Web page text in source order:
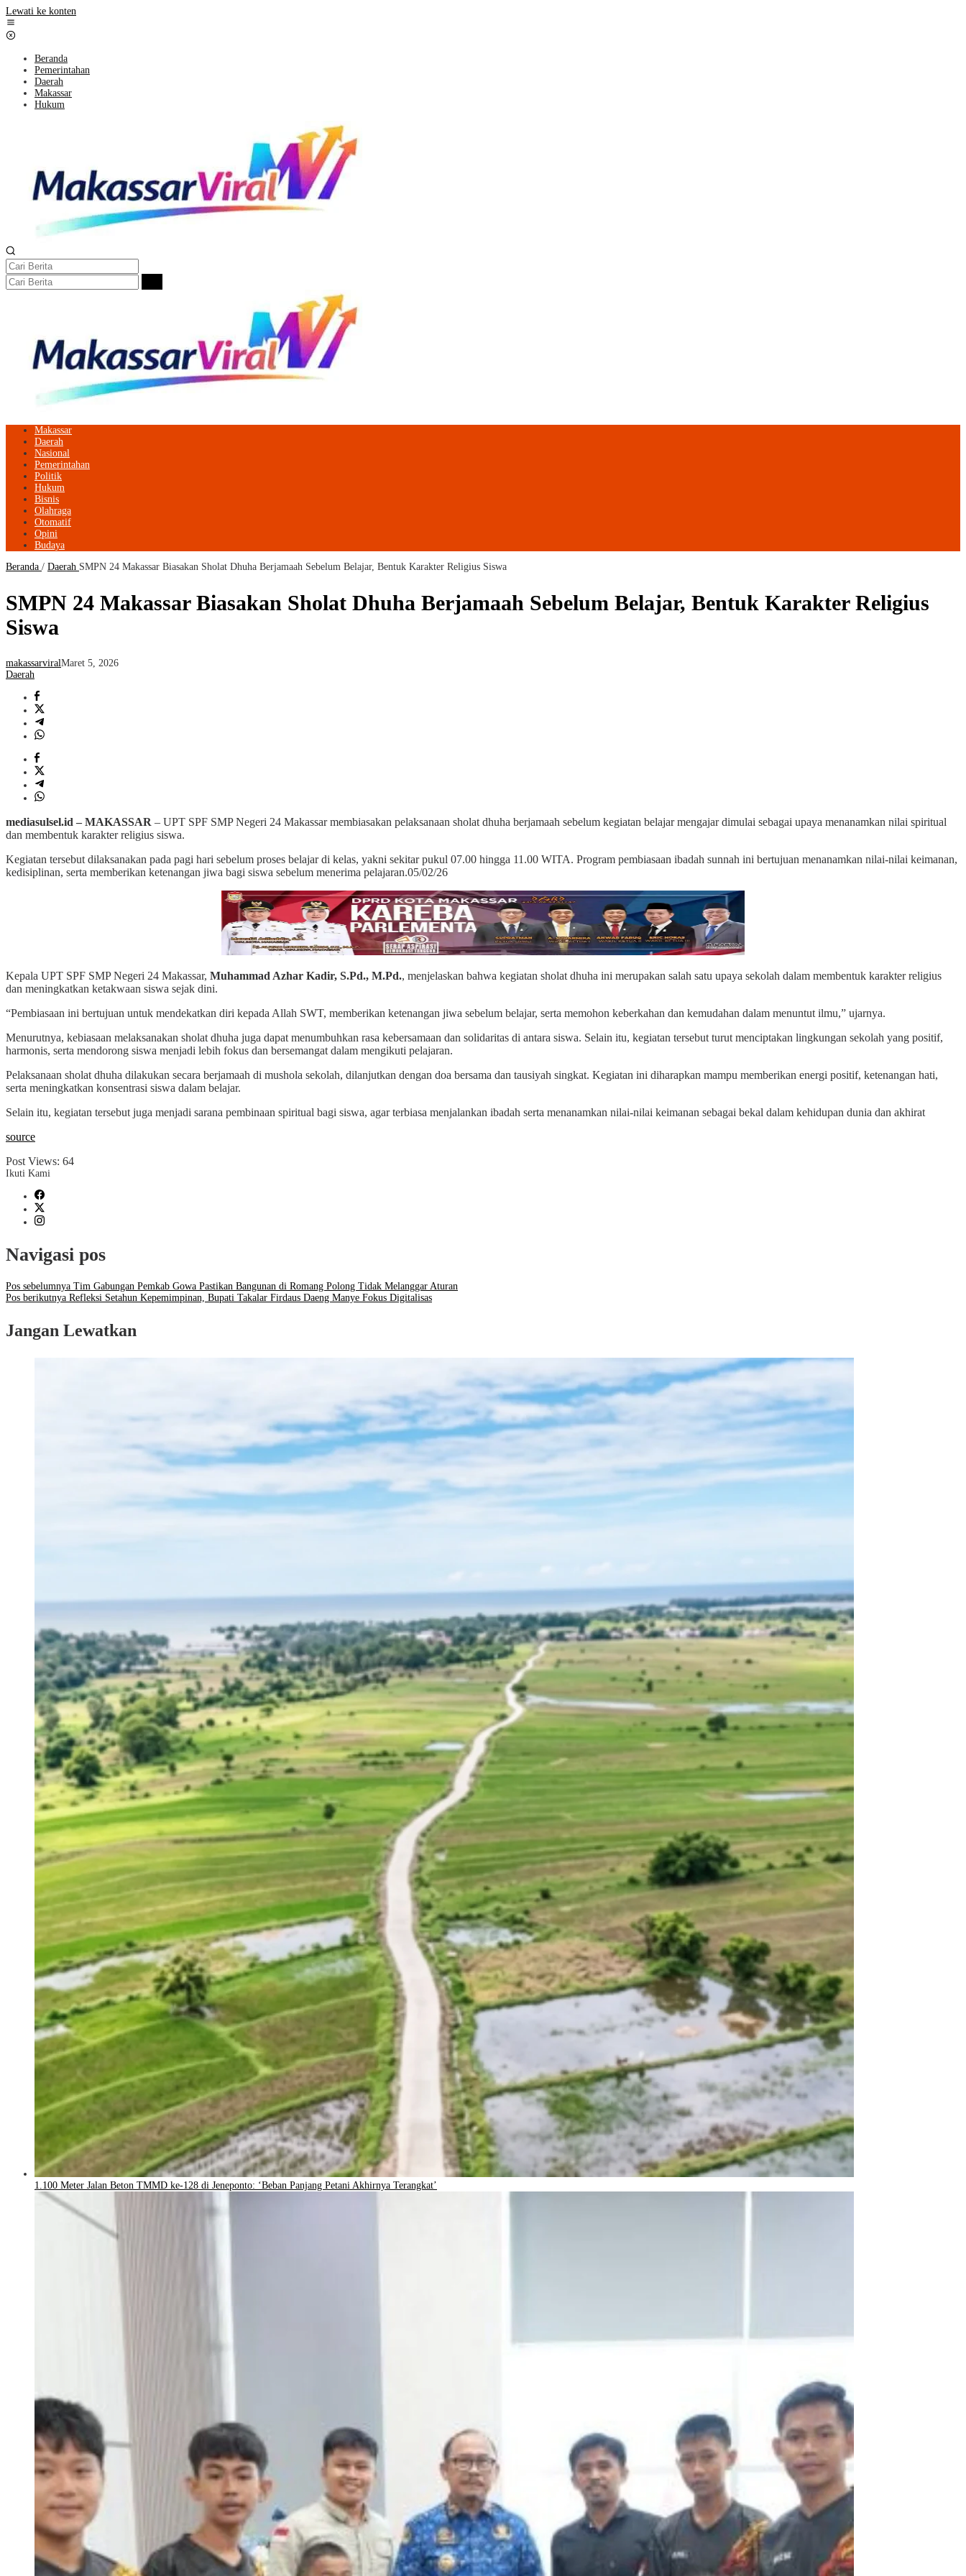
Lewati ke konten
Beranda
Pemerintahan
Daerah
Makassar
Hukum
Makassar
Daerah
Nasional
Pemerintahan
Politik
Hukum
Bisnis
Olahraga
Otomatif
Opini
Budaya
Beranda / Daerah SMPN 24 Makassar Biasakan Sholat Dhuha Berjamaah Sebelum Belajar, Bentuk Karakter Religius Siswa
SMPN 24 Makassar Biasakan Sholat Dhuha Berjamaah Sebelum Belajar, Bentuk Karakter Religius
Siswa
makassarviralMaret 5, 2026
Daerah
mediasulsel.id – MAKASSAR – UPT SPF SMP Negeri 24 Makassar membiasakan pelaksanaan sholat dhuha berjamaah sebelum kegiatan belajar mengajar dimulai sebagai upaya menanamkan nilai spiritual
dan membentuk karakter religius siswa.
Kegiatan tersebut dilaksanakan pada pagi hari sebelum proses belajar di kelas, yakni sekitar pukul 07.00 hingga 11.00 WITA. Program pembiasaan ibadah sunnah ini bertujuan menanamkan nilai-nilai keimanan,
kedisiplinan, serta memberikan ketenangan jiwa bagi siswa sebelum menerima pelajaran.05/02/26
Kepala UPT SPF SMP Negeri 24 Makassar, Muhammad Azhar Kadir, S.Pd., M.Pd., menjelaskan bahwa kegiatan sholat dhuha ini merupakan salah satu upaya sekolah dalam membentuk karakter religius
dan meningkatkan ketakwaan siswa sejak dini.
“Pembiasaan ini bertujuan untuk mendekatkan diri kepada Allah SWT, memberikan ketenangan jiwa sebelum belajar, serta memohon keberkahan dan kemudahan dalam menuntut ilmu,” ujarnya.
Menurutnya, kebiasaan melaksanakan sholat dhuha juga dapat menumbuhkan rasa kebersamaan dan solidaritas di antara siswa. Selain itu, kegiatan tersebut turut menciptakan lingkungan sekolah yang positif,
harmonis, serta mendorong siswa menjadi lebih fokus dan bersemangat dalam mengikuti pelajaran.
Pelaksanaan sholat dhuha dilakukan secara berjamaah di mushola sekolah, dilanjutkan dengan doa bersama dan tausiyah singkat. Kegiatan ini diharapkan mampu memberikan energi positif, ketenangan hati,
serta meningkatkan konsentrasi siswa dalam belajar.
Selain itu, kegiatan tersebut juga menjadi sarana pembinaan spiritual bagi siswa, agar terbiasa menjalankan ibadah serta menanamkan nilai-nilai keimanan sebagai bekal dalam kehidupan dunia dan akhirat
source
Post Views: 64
Ikuti Kami
Navigasi pos
Pos sebelumnya Tim Gabungan Pemkab Gowa Pastikan Bangunan di Romang Polong Tidak Melanggar Aturan
Pos berikutnya Refleksi Setahun Kepemimpinan, Bupati Takalar Firdaus Daeng Manye Fokus Digitalisas
Jangan Lewatkan
1.100 Meter Jalan Beton TMMD ke-128 di Jeneponto: ‘Beban Panjang Petani Akhirnya Terangkat’